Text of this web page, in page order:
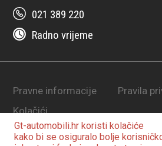
Gt-automobili.hr koristi kolačiće
kako bi se osiguralo bolje
021 389 220
Radno vrijeme
Pravne informacije
Pravila
Kolačići
© 2025-2026. | Development by